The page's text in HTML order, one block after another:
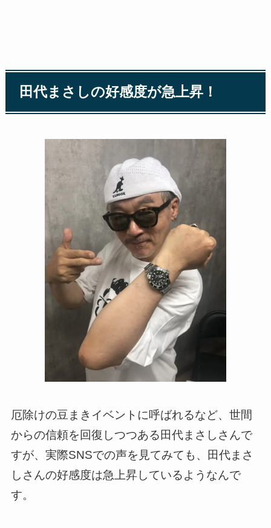
田代まさしの好感度が急上昇！
厄除けの豆まきイベントに呼ばれるなど、世間
からの信頼を回復しつつある田代まさしさんで
すが、実際SNSでの声を見てみても、田代まさ
しさんの好感度は急上昇しているようなんで
す。